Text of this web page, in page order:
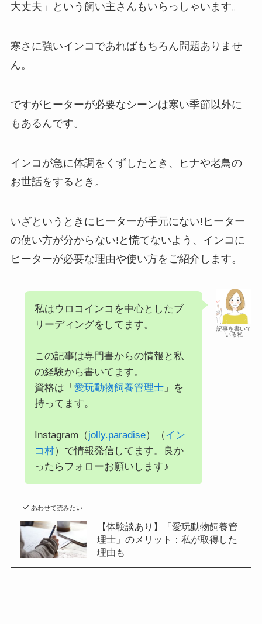
大丈夫」という飼い主さんもいらっしゃいます。
寒さに強いインコであればもちろん問題ありませ
ん。
ですがヒーターが必要なシーンは寒い季節以外に
もあるんです。
インコが急に体調をくずしたとき、ヒナや老鳥の
お世話をするとき。
いざというときにヒーターが手元にない!ヒーター
の使い方が分からない!と慌てないよう、インコに
ヒーターが必要な理由や使い方をご紹介します。
記事を書いて
いる私
私はウロコインコを中心としたブ
リーディングをしてます。
この記事は専門書からの情報と私
の経験から書いてます。
資格は「 愛玩動物飼養管理士」を
持ってます。
Instagram（jolly.paradise）（イン
コ村）で情報発信してます。良か
ったらフォローお願いします♪
あわせて読みたい
【体験談あり】「愛玩動物飼養管
理士」のメリット：私が取得した
理由も